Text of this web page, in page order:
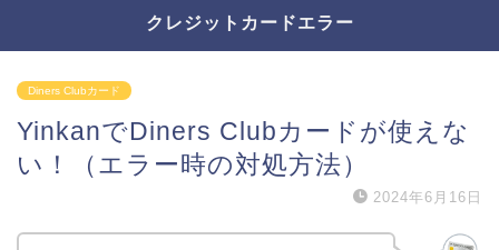
クレジットカードエラー
Diners Clubカード
YinkanでDiners Clubカードが使えな
い！（エラー時の対処方法）
2024年6月16日